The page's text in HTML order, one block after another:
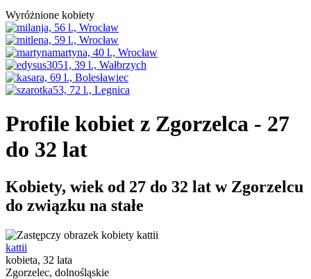
Wyróżnione kobiety
Profile kobiet z Zgorzelca - 27
do 32 lat
Kobiety, wiek od 27 do 32 lat w Zgorzelcu
do związku na stałe
kattii
kobieta, 32 lata
Zgorzelec, dolnośląskie